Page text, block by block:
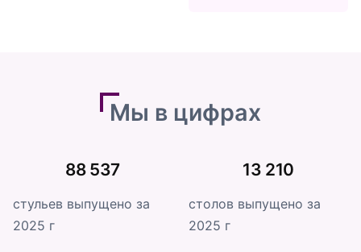
Мы в цифрах
88 537
стульев выпущено за
2025 г
13 210
столов выпущено за
2025 г